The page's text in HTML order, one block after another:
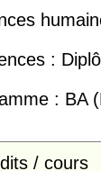
:
: BA
/ cours